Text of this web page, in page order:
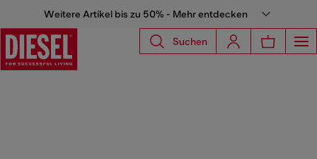
Weitere Artikel bis zu 50% - Mehr entdecken
Suchen